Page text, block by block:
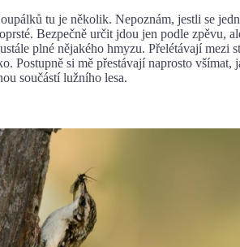
tu je několik. Nepoznám, jestli se jedná
Bezpečně určit jdou jen podle zpěvu,
plné nějakého hmyzu. Přelétávají mezi
Postupně si mě přestávají naprosto všímat,
součástí lužního lesa.